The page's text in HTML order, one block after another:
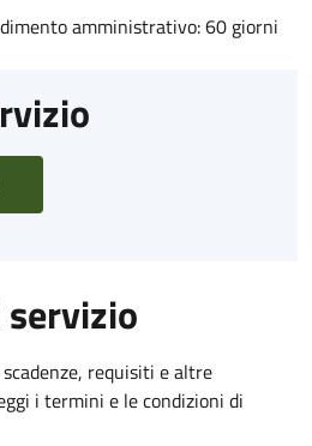
amministrativo: 60 giorni
requisiti e altre
i termini e le condizioni di